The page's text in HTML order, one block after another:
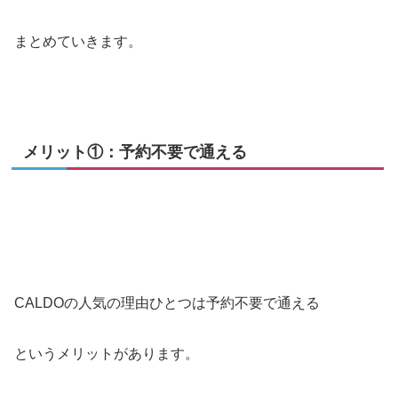
まとめていきます。
メリット①：予約不要で通える
CALDOの人気の理由ひとつは予約不要で通える
というメリットがあります。